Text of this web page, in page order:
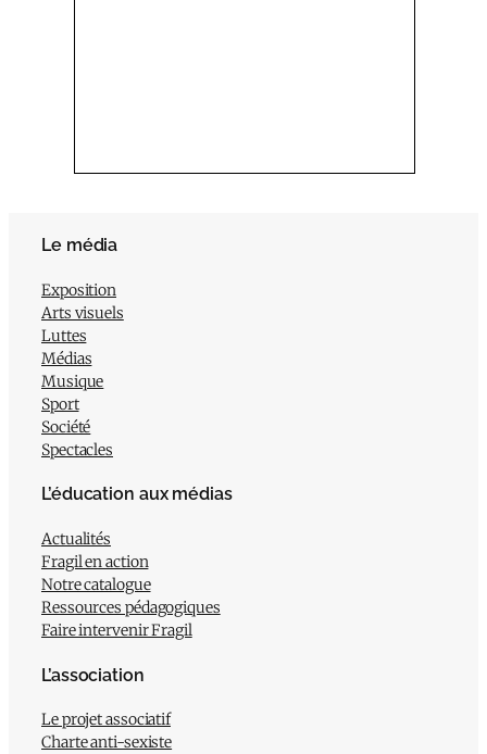
Le média
Exposition
Arts visuels
Luttes
Médias
Musique
Sport
Société
Spectacles
L’éducation aux médias
Actualités
Fragil en action
Notre catalogue
Ressources pédagogiques
Faire intervenir Fragil
L’association
Le projet associatif
Charte anti-sexiste